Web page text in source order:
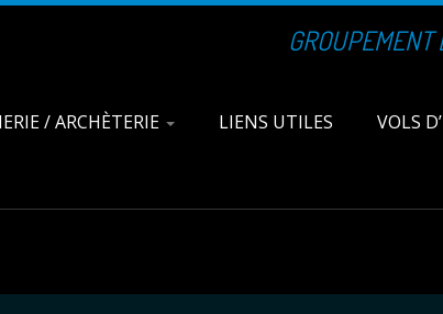
GROUPEMENT
/ ARCHÈTERIE LIENS UTILES VOLS